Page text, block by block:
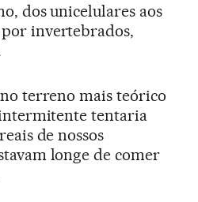
dos unicelulares aos
invertebrados,
terreno mais teórico
tentaria
de nossos
longe de comer